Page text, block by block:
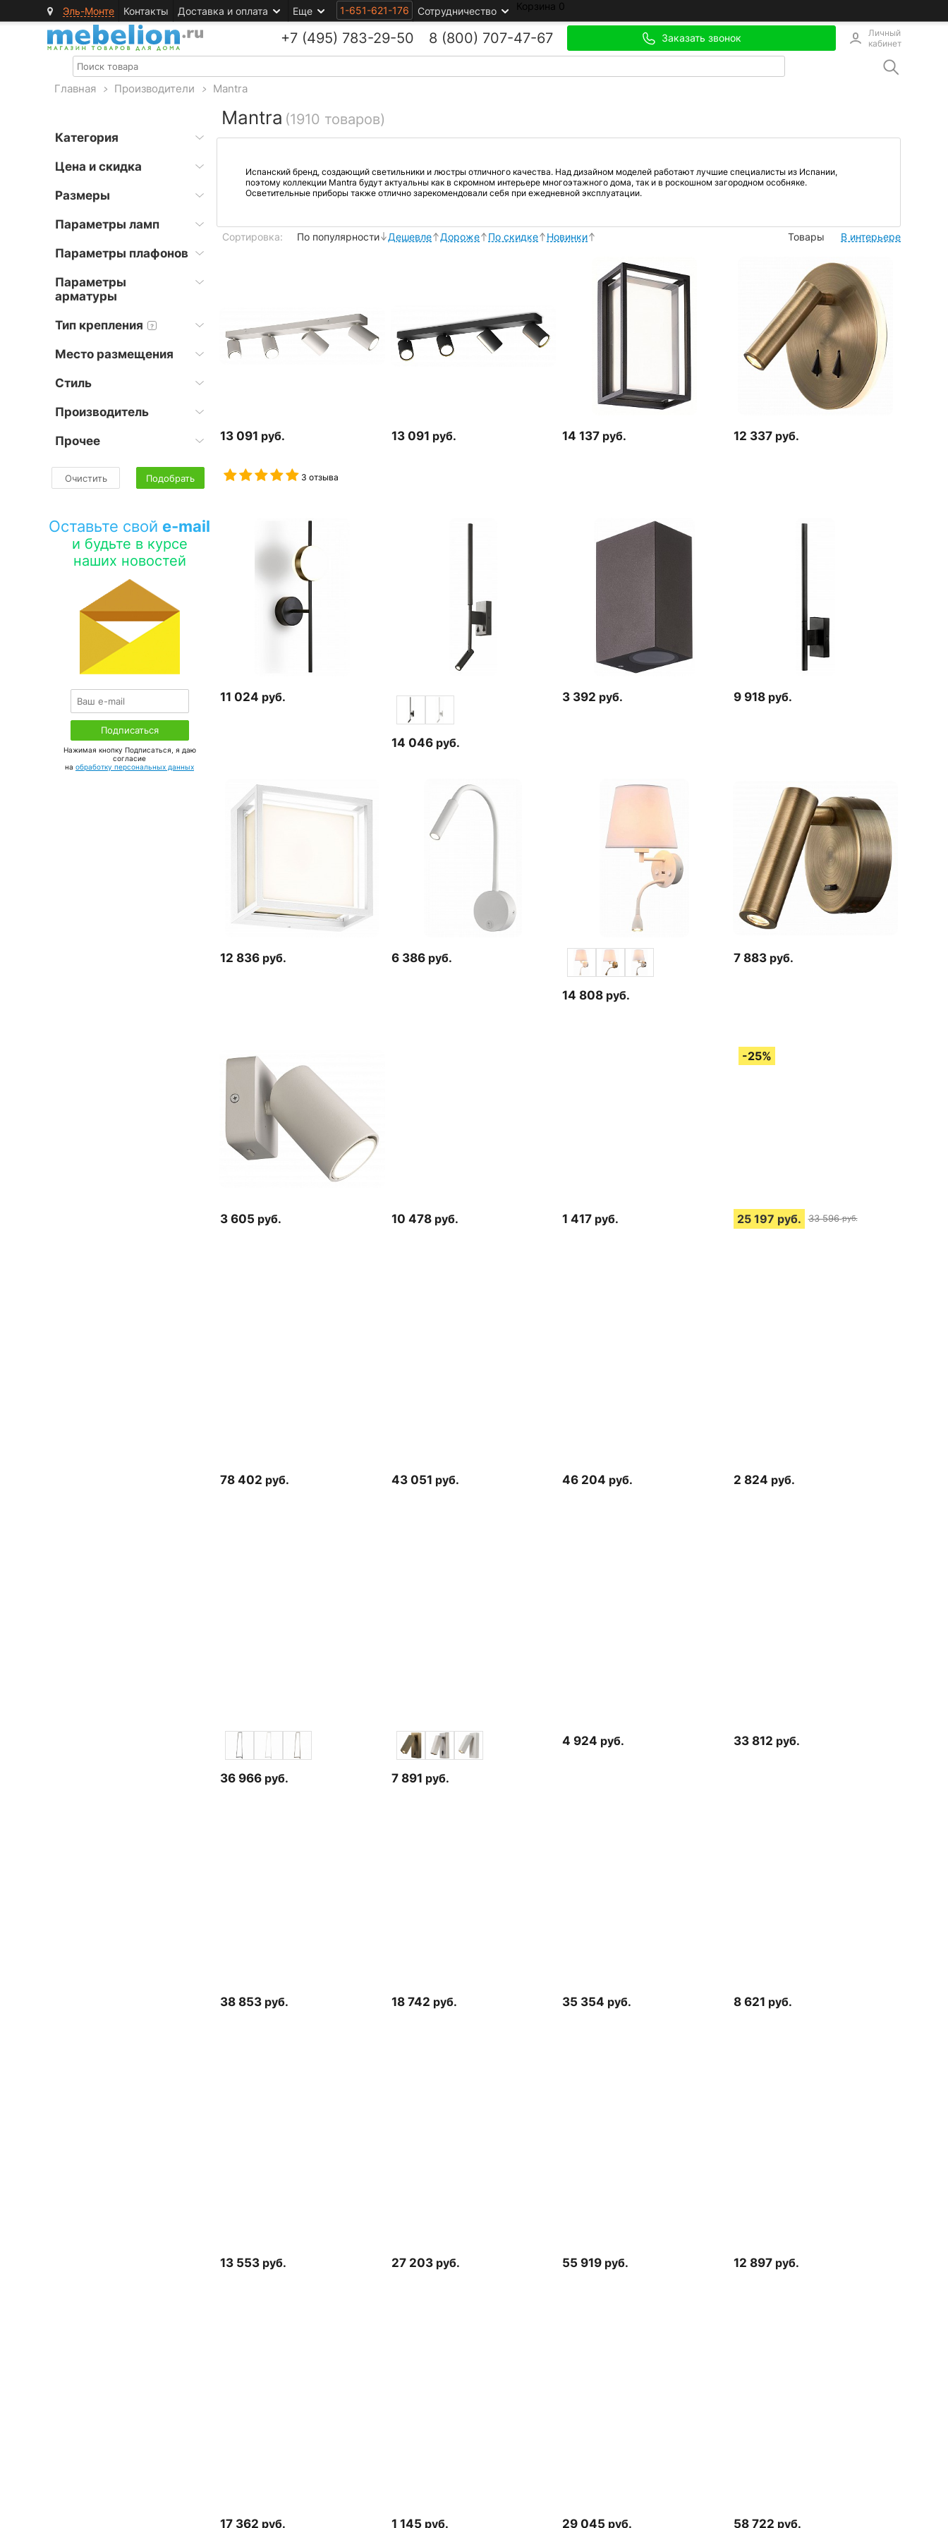
Эль-Монте Контакты Доставка и оплата Еще 1-651-621-176 Сотрудничество Корзина 0
+7 (495) 783-29-50 8 (800) 707-47-67 Заказать звонок
Личный
кабинет
Главная > Производители > Mantra
Категория
Цена и скидка
Размеры
Параметры ламп
Параметры плафонов
Параметры
арматуры
Тип крепления ?
Место размещения
Стиль
Производитель
Прочее
Очистить Подобрать
Оставьте свой e-mail
и будьте в курсе
наших новостей
Нажимая кнопку Подписаться, я даю
соглаcие
на обработку персональных данных
Mantra (1910 товаров)
Испанский бренд, создающий светильники и люстры отличного качества. Над дизайном моделей работают лучшие специалисты из Испании,
поэтому коллекции Mantra будут актуальны как в скромном интерьере многоэтажного дома, так и в роскошном загородном особняке.
Осветительные приборы также отлично зарекомендовали себя при ежедневной эксплуатации.
Сортировка: По популярности Дешевле Дороже По скидке Новинки Товары В интерьере
13 091 руб.
3 отзыва
13 091 руб. 14 137 руб. 12 337 руб.
11 024 руб.
14 046 руб.
3 392 руб. 9 918 руб.
12 836 руб. 6 386 руб.
14 808 руб.
7 883 руб.
3 605 руб. 10 478 руб. 1 417 руб. 25 197 руб. 33 596 руб.
78 402 руб. 43 051 руб. 46 204 руб. 2 824 руб.
36 966 руб. 7 891 руб.
4 924 руб. 33 812 руб.
38 853 руб. 18 742 руб. 35 354 руб. 8 621 руб.
13 553 руб. 27 203 руб. 55 919 руб. 12 897 руб.
17 362 руб. 1 145 руб. 29 045 руб. 58 722 руб.